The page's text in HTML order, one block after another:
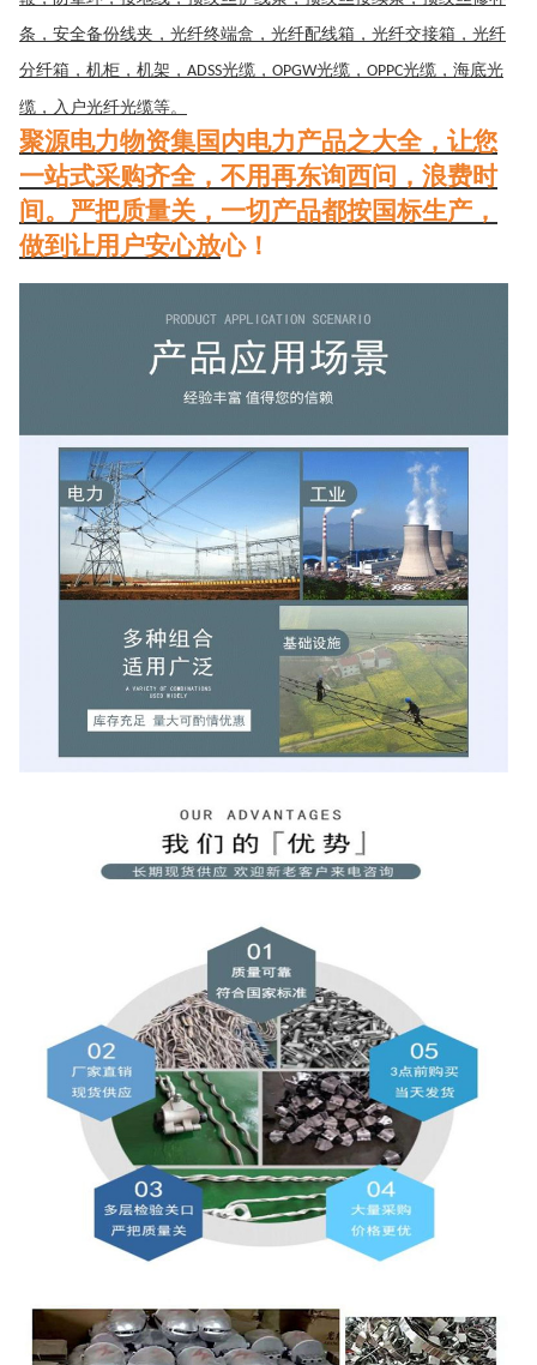
条，安全备份线夹，光纤终端盒，光纤配线箱，光纤交接箱，光纤
分纤箱，机柜，机架， ADSS光缆， OPGW光缆， OPPC光缆，海底光
缆，入户光纤光缆等。
聚源电力物资集国内电力产品之大全， 让您
一站式采购齐全，不用再东询西问，浪费时
间 。 严把质量关，一切产品都按国标生产，
做到让用户安心放心！